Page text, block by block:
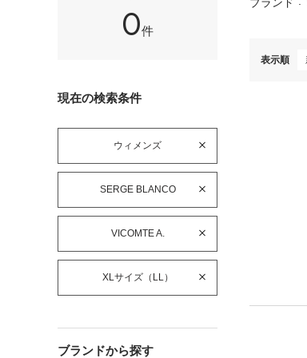
0件
現在の検索条件
ウィメンズ
SERGE BLANCO
VICOMTE A.
XLサイズ（LL）
ブランドから探す
表示順